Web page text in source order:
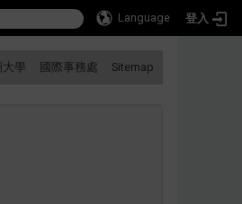
Language 登入
大學 國際事務處 Sitemap